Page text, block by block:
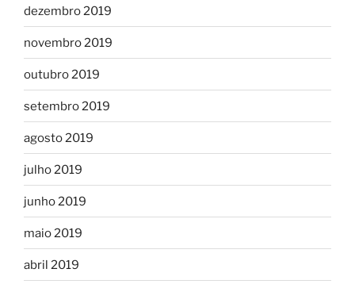
dezembro 2019
novembro 2019
outubro 2019
setembro 2019
agosto 2019
julho 2019
junho 2019
maio 2019
abril 2019